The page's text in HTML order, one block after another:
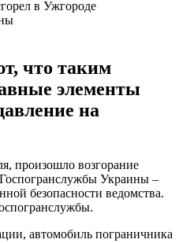
что таким
элементы
на
произошло возгорание
Украины –
безопасности ведомства.
автомобиль пограничника